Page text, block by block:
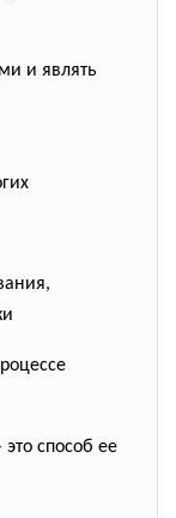
и являть
способ ее